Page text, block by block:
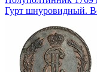
Гурт шнуровидный.